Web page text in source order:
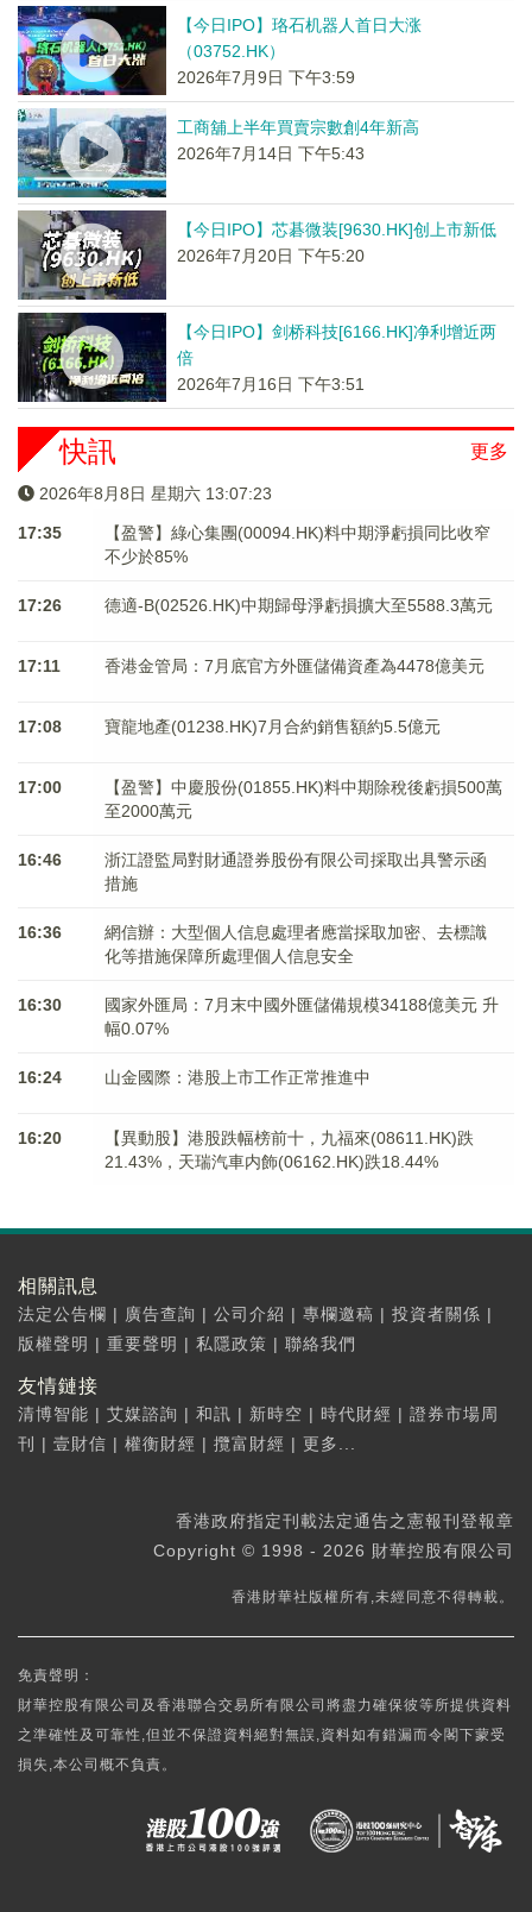
【今日IPO】珞石机器人首日大涨
（03752.HK）
2026年7月9日 下午3:59
工商舖上半年買賣宗數創4年新高
2026年7月14日 下午5:43
【今日IPO】芯碁微装[9630.HK]创上市新低
2026年7月20日 下午5:20
【今日IPO】剑桥科技[6166.HK]净利增近两
倍
2026年7月16日 下午3:51
更多
快訊
2026年8月8日 星期六 13:07:24
17:35
【盈警】綠心集團(00094.HK)料中期淨虧損同比收窄
不少於85%
17:26 德適-B(02526.HK)中期歸母淨虧損擴大至5588.3萬元
17:11 香港金管局：7月底官方外匯儲備資產為4478億美元
17:08 寶龍地產(01238.HK)7月合約銷售額約5.5億元
17:00
【盈警】中慶股份(01855.HK)料中期除稅後虧損500萬
至2000萬元
16:46
浙江證監局對財通證券股份有限公司採取出具警示函
措施
16:36
網信辦：大型個人信息處理者應當採取加密、去標識
化等措施保障所處理個人信息安全
16:30
國家外匯局：7月末中國外匯儲備規模34188億美元 升
幅0.07%
16:24 山金國際：港股上市工作正常推進中
16:20
【異動股】港股跌幅榜前十，九福來(08611.HK)跌
21.43%，天瑞汽車内飾(06162.HK)跌18.44%
相關訊息
法定公告欄 | 廣告查詢 | 公司介紹 | 專欄邀稿 | 投資者關係 |
版權聲明 | 重要聲明 | 私隱政策 | 聯絡我們
友情鏈接
清博智能 | 艾媒諮詢 | 和訊 | 新時空 | 時代財經 | 證券市場周
刊
| 壹財信 | 權衡財經 | 攬富財經 | 更多...
香港政府指定刊載法定通告之憲報刊登報章
Copyright © 1998 - 2026 財華控股有限公司
香港財華社版權所有,未經同意不得轉載。
免責聲明：
財華控股有限公司及香港聯合交易所有限公司將盡力確保彼等所提供資料
之準確性及可靠性,但並不保證資料絕對無誤,資料如有錯漏而令閣下蒙受
損失,本公司概不負責。